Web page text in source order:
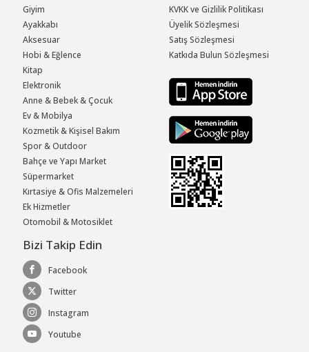
Giyim
Ayakkabı
Aksesuar
Hobi & Eğlence
Kitap
Elektronik
Anne & Bebek & Çocuk
Ev & Mobilya
Kozmetik & Kişisel Bakım
Spor & Outdoor
Bahçe ve Yapı Market
Süpermarket
Kırtasiye & Ofis Malzemeleri
Ek Hizmetler
Otomobil & Motosiklet
KVKK ve Gizlilik Politikası
Üyelik Sözleşmesi
Satış Sözleşmesi
Katkıda Bulun Sözleşmesi
Bizi Takip Edin
Facebook
Twitter
Instagram
Youtube